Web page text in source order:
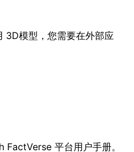
3D模型，您需要在外部应
平台用户手册。